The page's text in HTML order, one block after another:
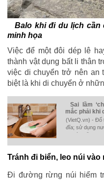
Balo khi đi du lịch cần
minh họa
Việc để một đôi dép lê
thành vật dụng bất li thân
việc di chuyển trở nên an
biệt là khi di chuyển ở
Sai lầm
mắc phải khi
(VietQ.vn) - Đổ
đĩa; sử dụng
… là những
Tránh đi biển, leo núi vào
Đi đường rừng núi hiểm